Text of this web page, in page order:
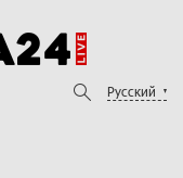
Русский